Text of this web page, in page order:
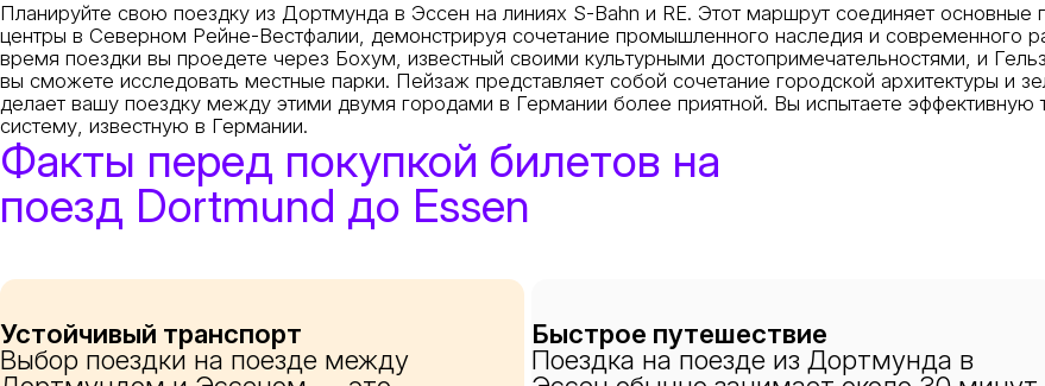
Планируйте свою поездку из Дортмунда в Эссен на линиях S-Bahn и RE. Этот маршрут соединяет основные
центры в Северном Рейне-Вестфалии, демонстрируя сочетание промышленного наследия и современного
время поездки вы проедете через Бохум, известный своими культурными достопримечательностями, и
вы сможете исследовать местные парки. Пейзаж представляет собой сочетание городской архитектуры и
делает вашу поездку между этими двумя городами в Германии более приятной. Вы испытаете эффективную
систему, известную в Германии.
Факты перед покупкой билетов на
поезд Dortmund до Essen
Устойчивый транспорт
Выбор поездки на поезде между
Быстрое путешествие
Поездка на поезде из Дортмунда в